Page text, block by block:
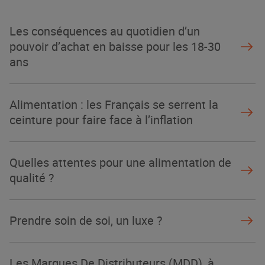
NOTRE MODÈLE
Les conséquences au quotidien d’un
pouvoir d’achat en baisse pour les 18-30
ans
Alimentation : les Français se serrent la
ceinture pour faire face à l’inflation
Quelles attentes pour une alimentation de
qualité ?
Prendre soin de soi, un luxe ?